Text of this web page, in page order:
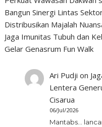
Bangun Sinergi Lintas
Distribusikan Majalah
Jaga Imunitas Tubuh dan
Gelar Genasrum Fun Walk
Ari Pudji on
Lentera
Cisarua
06/Jul/2026
Mantabs...